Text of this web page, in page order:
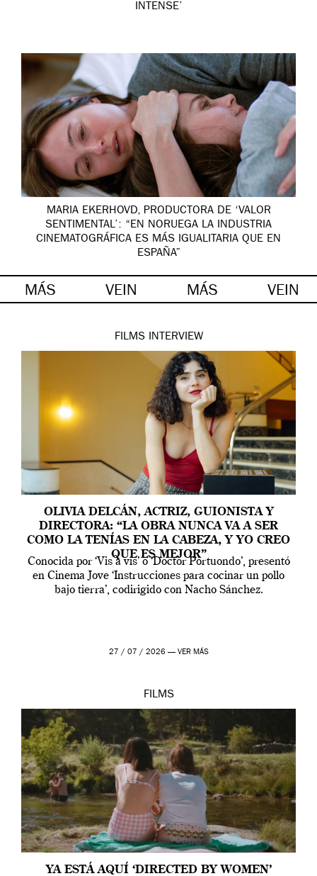
INTENSE’
MARIA EKERHOVD, PRODUCTORA DE ‘VALOR
SENTIMENTAL’: “EN NORUEGA LA INDUSTRIA
CINEMATOGRÁFICA ES MÁS IGUALITARIA QUE EN
ESPAÑA”
MÁS VEIN MÁS VEIN
FILMS INTERVIEW
OLIVIA DELCÁN, ACTRIZ, GUIONISTA Y
DIRECTORA: “LA OBRA NUNCA VA A SER
COMO LA TENÍAS EN LA CABEZA, Y YO CREO
QUE ES MEJOR”
Conocida por ‘Vis a vis’ o ‘Doctor Portuondo’, presentó
en Cinema Jove ‘Instrucciones para cocinar un pollo
bajo tierra’, codirigido con Nacho Sánchez.
27 / 07 / 2026 — VER MÁS
FILMS
YA ESTÁ AQUÍ ‘DIRECTED BY WOMEN’